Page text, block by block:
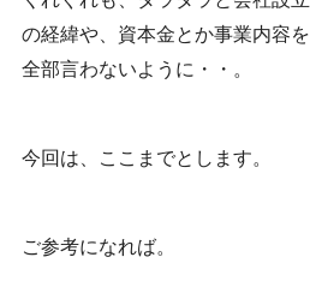
の経緯や、資本金とか事業内容を
全部言わないように・・。
今回は、ここまでとします。
ご参考になれば。